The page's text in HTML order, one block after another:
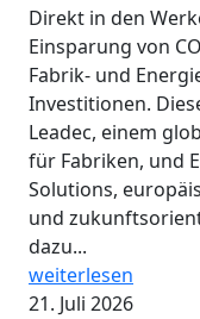
Direkt in den
Einsparung von
Fabrik- und
Investitionen.
Leadec, einem
für Fabriken, und
Solutions,
und
dazu...
weiterlesen
21. Juli 2026